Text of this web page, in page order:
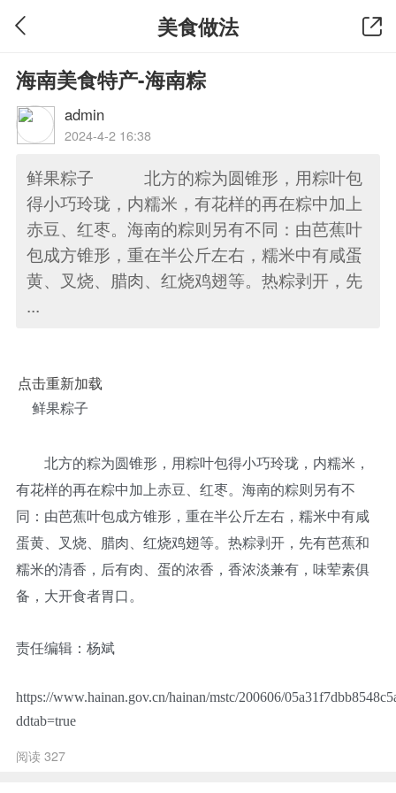
美食做法
海南美食特产-海南粽
admin
2024-4-2 16:38
鲜果粽子 北方的粽为圆锥形，用粽叶包
得小巧玲珑，内糯米，有花样的再在粽中加上
赤豆、红枣。海南的粽则另有不同：由芭蕉叶
包成方锥形，重在半公斤左右，糯米中有咸蛋
黄、叉烧、腊肉、红烧鸡翅等。热粽剥开，先
...
点击重新加载
鲜果粽子
北方的粽为圆锥形，用粽叶包得小巧玲珑，内糯米，
有花样的再在粽中加上赤豆、红枣。海南的粽则另有不
同：由芭蕉叶包成方锥形，重在半公斤左右，糯米中有咸
蛋黄、叉烧、腊肉、红烧鸡翅等。热粽剥开，先有芭蕉和
糯米的清香，后有肉、蛋的浓香，香浓淡兼有，味荤素俱
备，大开食者胃口。
责任编辑：杨斌
https://www.hainan.gov.cn/hainan/mstc/200606/
ddtab=true
阅读 327